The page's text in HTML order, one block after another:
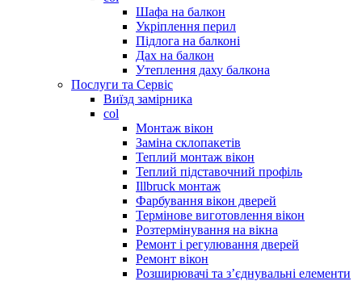
Шафа на балкон
Укріплення перил
Підлога на балконі
Дах на балкон
Утеплення даху балкона
Послуги та Сервіс
Виїзд замірника
col
Монтаж вікон
Заміна склопакетів
Теплий монтаж вікон
Теплий підставочний профіль
Illbruck монтаж
Фарбування вікон дверей
Термінове виготовлення вікон
Розтермінування на вікна
Ремонт і регулювання дверей
Ремонт вікон
Розширювачі та з’єднувальні елементи